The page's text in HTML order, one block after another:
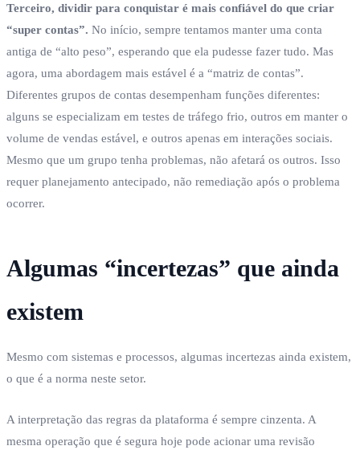
Terceiro, dividir para conquistar é mais confiável do que criar
“super contas”. No início, sempre tentamos manter uma conta
antiga de “alto peso”, esperando que ela pudesse fazer tudo. Mas
agora, uma abordagem mais estável é a “matriz de contas”.
Diferentes grupos de contas desempenham funções diferentes:
alguns se especializam em testes de tráfego frio, outros em manter o
volume de vendas estável, e outros apenas em interações sociais.
Mesmo que um grupo tenha problemas, não afetará os outros. Isso
requer planejamento antecipado, não remediação após o problema
ocorrer.
Algumas “incertezas” que ainda
existem
Mesmo com sistemas e processos, algumas incertezas ainda existem,
o que é a norma neste setor.
A interpretação das regras da plataforma é sempre cinzenta. A
mesma operação que é segura hoje pode acionar uma revisão